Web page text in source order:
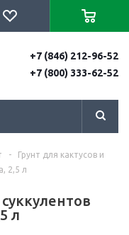
+7 (846) 212-96-52
+7 (800) 333-62-52
-
Грунт для кактусов и
2,5 л
л